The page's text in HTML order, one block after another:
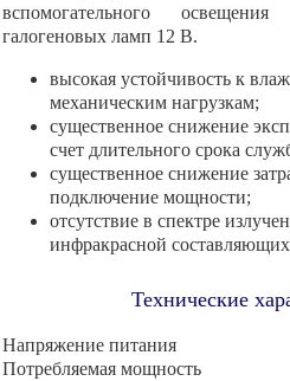
вспомогательного
галогеновых ламп 12 В.
высокая устойчивость к
механическим нагрузкам;
существенное снижение
счет длительного срока
существенное снижение
подключение мощности;
отсутствие в спектре
инфракрасной
Технические
Напряжение питания
Потребляемая мощность